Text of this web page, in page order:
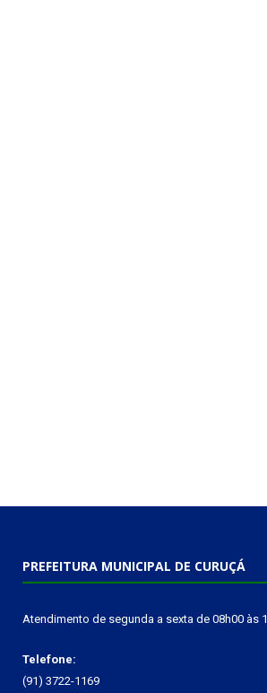
PREFEITURA MUNICIPAL DE CURUÇÁ
Atendimento de segunda a sexta de 08h00 às
Telefone:
(91) 3722-1169